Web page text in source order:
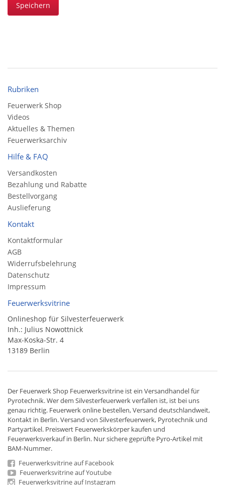
Speichern
Rubriken
Feuerwerk Shop
Videos
Aktuelles & Themen
Feuerwerksarchiv
Hilfe & FAQ
Versandkosten
Bezahlung und Rabatte
Bestellvorgang
Auslieferung
Kontakt
Kontaktformular
AGB
Widerrufsbelehrung
Datenschutz
Impressum
Feuerwerksvitrine
Onlineshop für Silvesterfeuerwerk
Inh.: Julius Nowottnick
Max-Koska-Str. 4
13189 Berlin
Der Feuerwerk Shop Feuerwerksvitrine ist ein Versandhandelfür
Pyrotechnik. Wer dem Silvesterfeuerwerk verfallen ist, ist bei uns
genau richtig. Feuerwerk online bestellen,Versand deutschlandweit,
Kontakt in Berlin. Versand von Silvesterfeuerwerk, Pyrotechnik und
Partyartikel. Preiswert Feuerwerkskörper kaufen und
Feuerwerksverkauf in Berlin. Nur sichere geprüfte Pyro-Artikel mit
BAM-Nummer.
Feuerwerksvitrine auf Facebook
Feuerwerksvitrine auf Youtube
Feuerwerksvitrine auf Instagram